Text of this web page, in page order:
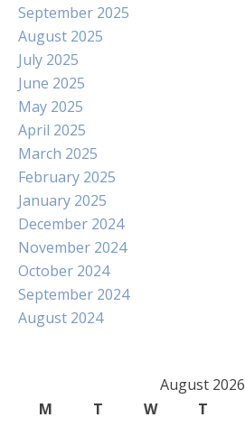
September 2025
August 2025
July 2025
June 2025
May 2025
April 2025
March 2025
February 2025
January 2025
December 2024
November 2024
October 2024
September 2024
August 2024
August 2026
M
T W T